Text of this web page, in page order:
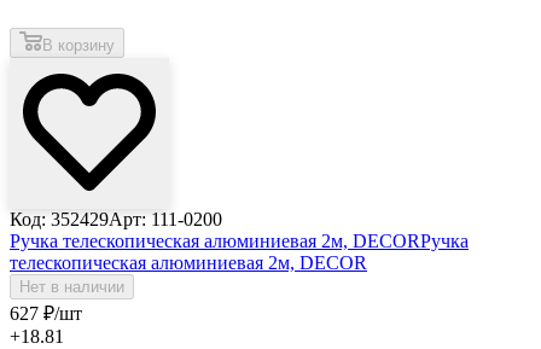
В корзину
Код: 352429Арт: 111-0200
Ручка телескопическая алюминиевая 2м, DECORРучка
телескопическая алюминиевая 2м, DECOR
Нет в наличии
627 ₽/шт
+18.81